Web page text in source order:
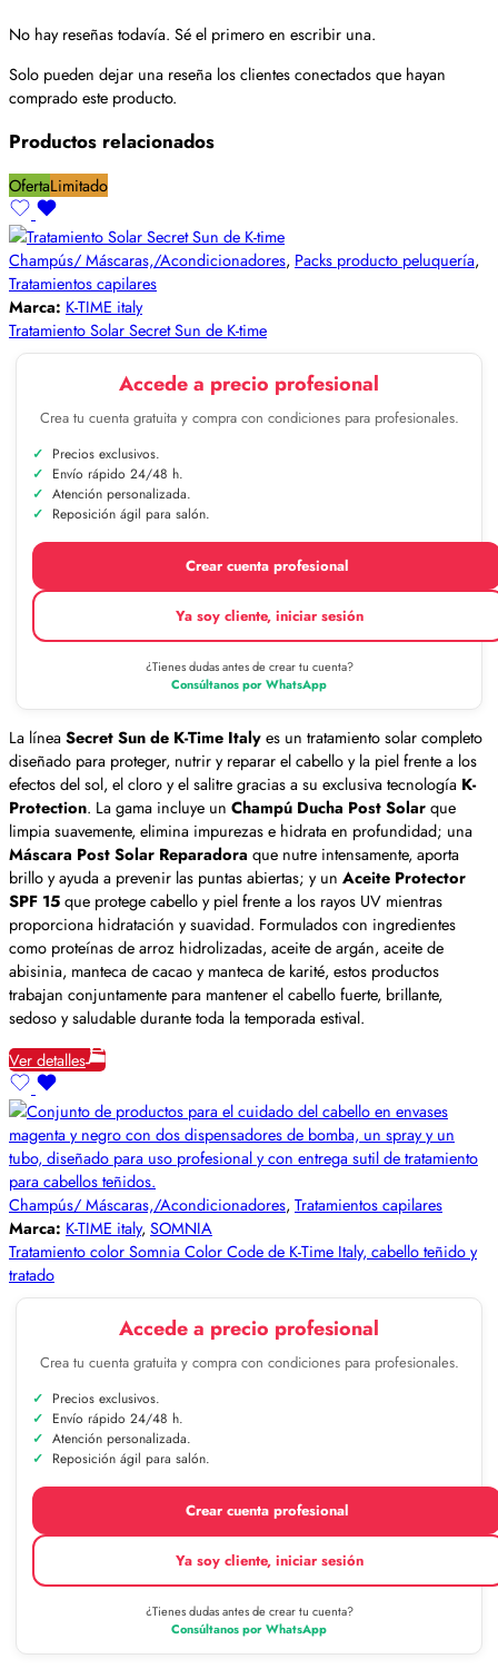
No hay reseñas todavía. Sé el primero en escribir una.
Solo pueden dejar una reseña los clientes conectados que hayan
comprado este producto.
Productos relacionados
OfertaLimitado
Champús/ Máscaras,/Acondicionadores, Packs producto peluquería,
Tratamientos capilares
Marca: K-TIME italy
Tratamiento Solar Secret Sun de K-time
Accede a precio profesional
Crea tu cuenta gratuita y compra con condiciones para profesionales.
Precios exclusivos.
Envío rápido 24/48 h.
Atención personalizada.
Reposición ágil para salón.
Crear cuenta profesional
Ya soy cliente, iniciar sesión
¿Tienes dudas antes de crear tu cuenta?
Consúltanos por WhatsApp
La líneaSecret Sun de K-Time Italyes un tratamiento solar completo
diseñado para proteger, nutrir y reparar el cabello y la piel frente a los
efectos del sol, el cloro y el salitre gracias a su exclusiva tecnología K-
Protection. La gama incluye un Champú Ducha Post Solarque
limpia suavemente, elimina impurezas e hidrata en profundidad; una
Máscara Post Solar Reparadora que nutre intensamente, aporta
brillo y ayuda a prevenir las puntas abiertas; y un Aceite Protector
SPF 15que protege cabello y piel frente a los rayos UV mientras
proporciona hidratación y suavidad. Formulados con ingredientes
como proteínas de arroz hidrolizadas, aceite de argán, aceite de
abisinia, manteca de cacao y manteca de karité, estos productos
trabajan conjuntamente para mantener el cabello fuerte, brillante,
sedoso y saludable durante toda la temporada estival.
Ver detalles
Champús/ Máscaras,/Acondicionadores, Tratamientos capilares
Marca: K-TIME italy, SOMNIA
Tratamiento color Somnia Color Code de K-Time Italy, cabello teñido y
tratado
Accede a precio profesional
Crea tu cuenta gratuita y compra con condiciones para profesionales.
Precios exclusivos.
Envío rápido 24/48 h.
Atención personalizada.
Reposición ágil para salón.
Crear cuenta profesional
Ya soy cliente, iniciar sesión
¿Tienes dudas antes de crear tu cuenta?
Consúltanos por WhatsApp